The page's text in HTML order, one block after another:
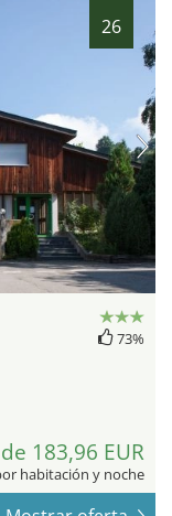
26
73%
de 183,96 EUR
habitación y noche